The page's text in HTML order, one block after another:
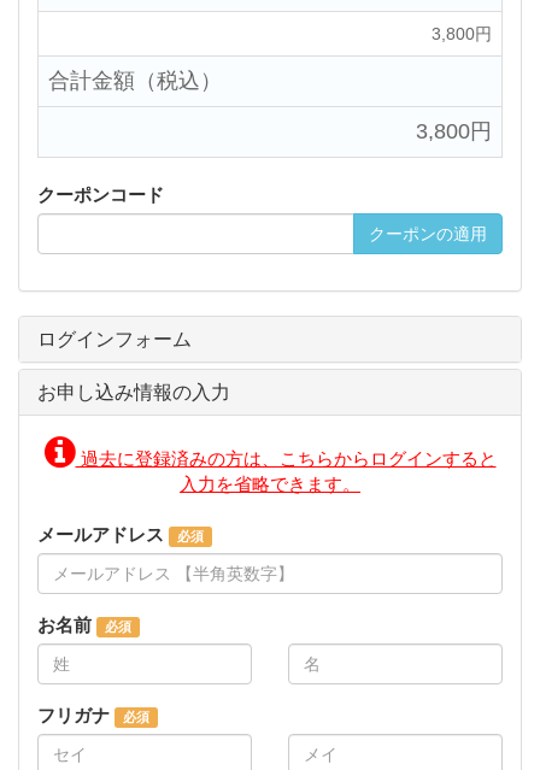
3,800円
合計金額（税込）
3,800円
クーポンコード
クーポンの適用
ログインフォーム
お申し込み情報の入力
過去に登録済みの方は、こちらからログインすると
入力を省略できます。
メールアドレス
お名前
フリガナ